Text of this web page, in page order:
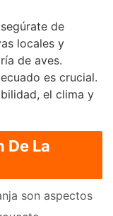
de
locales y
de aves.
es crucial.
el clima y
De La
son aspectos